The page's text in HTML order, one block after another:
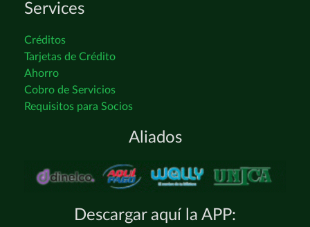
Services
Créditos
Tarjetas de Crédito
Ahorro
Cobro de Servicios
Requisitos para Socios
Aliados
Descargar aquí la APP: